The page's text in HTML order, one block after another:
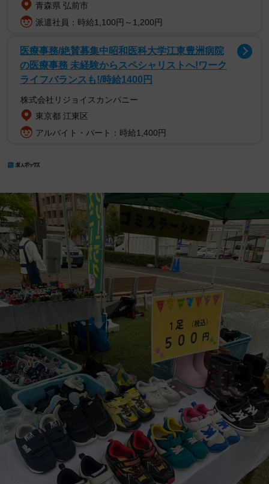
青森県 弘前市
派遣社員：時給1,100円～1,200円
医療事務/絶賛募集中昭和医科大学江東豊洲病院
の医療事務 未経験からスペシャリストへ!ワーク
ライフバランスも!/時給1400円
株式会社リジョイスカンパニー
東京都 江東区
アルバイト・パート：時給1,400円